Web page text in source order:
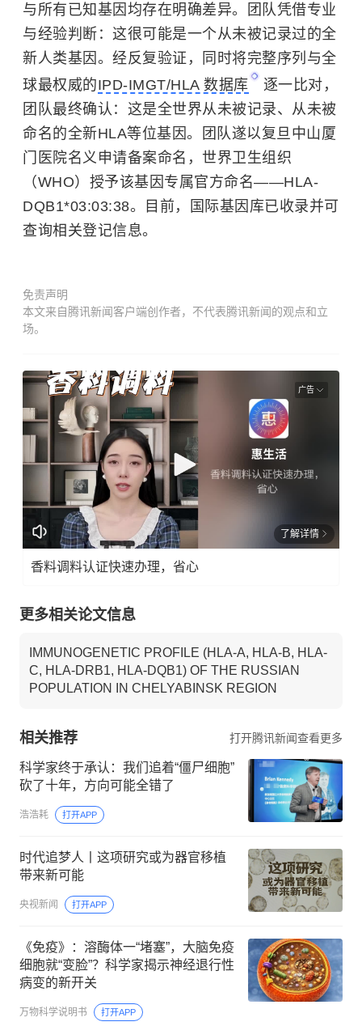
与所有已知基因均存在明确差异。团队凭借专业
与经验判断：这很可能是一个从未被记录过的全
新人类基因。经反复验证，同时将完整序列与全
球最权威的IPD‑IMGT/HLA 数据库
逐一比对，
团队最终确认：这是全世界从未被记录、从未被
命名的全新HLA等位基因。团队遂以复旦中山厦
门医院名义申请备案命名， 世界卫生组织
（WHO）授予该基因专属官方命名——HLA-
DQB1*03:03:38。目前，国际基因库已收录并可
查询相关登记信息。
免责声明
本文来自腾讯新闻客户端创作者，不代表腾讯新闻的观点和立
场。
广告
了解详情
香料调料认证快速办理，省心
更多相关论文信息
IMMUNOGENETIC PROFILE (HLA-A, HLA-B, HLA-
C, HLA-DRB1, HLA-DQB1) OF THE RUSSIAN
POPULATION IN CHELYABINSK REGION
相关推荐 打开腾讯新闻查看更多
科学家终于承认：我们追着“僵尸细胞”
砍了十年，方向可能全错了
浩浩耗 打开APP
时代追梦人丨这项研究或为器官移植
带来新可能
央视新闻 打开APP
《免疫》：溶酶体一“堵塞”，大脑免疫
细胞就“变脸”？科学家揭示神经退行性
病变的新开关
万物科学说明书 打开APP